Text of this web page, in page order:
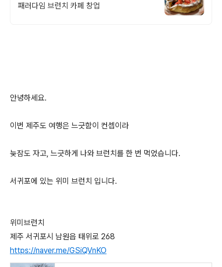
패러다임 브런치 카페 창업
안녕하세요.
이번 제주도 여행은 느긋함이 컨셉이라
늦잠도 자고, 느긋하게 나와 브런치를 한 번 먹었습니다.
서귀포에 있는 위미 브런치 입니다.
위미브런치
제주 서귀포시 남원읍 태위로 268
https://naver.me/GSiQVnKO